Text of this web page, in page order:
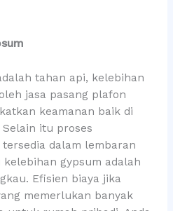
tahan api, kelebihan
jasa pasang plafon
keamanan baik di
itu proses
dalam lembaran
gypsum adalah
Efisien biaya jika
memerlukan banyak